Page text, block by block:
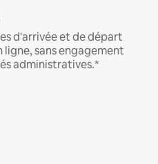
d'arrivée et de départ
sans engagement
administratives.*